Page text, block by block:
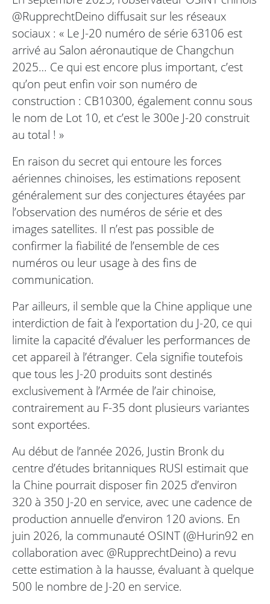
@RupprechtDeino diffusait sur les réseaux
sociaux : « Le J-20 numéro de série 63106 est
arrivé au Salon aéronautique de Changchun
2025… Ce qui est encore plus important, c’est
qu’on peut enfin voir son numéro de
construction : CB10300, également connu sous
le nom de Lot 10, et c’est le 300e J-20 construit
au total ! »
En raison du secret qui entoure les forces
aériennes chinoises, les estimations reposent
généralement sur des conjectures étayées par
l’observation des numéros de série et des
images satellites. Il n’est pas possible de
confirmer la fiabilité de l’ensemble de ces
numéros ou leur usage à des fins de
communication.
Par ailleurs, il semble que la Chine applique une
interdiction de fait à l’exportation du J-20, ce qui
limite la capacité d’évaluer les performances de
cet appareil à l’étranger. Cela signifie toutefois
que tous les J-20 produits sont destinés
exclusivement à l’Armée de l’air chinoise,
contrairement au F-35 dont plusieurs variantes
sont exportées.
Au début de l’année 2026, Justin Bronk du
centre d’études britanniques RUSI estimait que
la Chine pourrait disposer fin 2025 d’environ
320 à 350 J-20 en service, avec une cadence de
production annuelle d’environ 120 avions. En
juin 2026, la communauté OSINT (@Hurin92 en
collaboration avec @RupprechtDeino) a revu
cette estimation à la hausse, évaluant à quelque
500 le nombre de J-20 en service.